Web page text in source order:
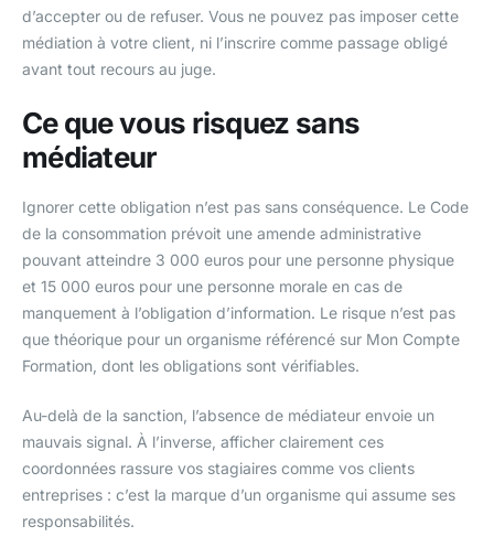
d’accepter ou de refuser. Vous ne pouvez pas imposer cette
médiation à votre client, ni l’inscrire comme passage obligé
avant tout recours au juge.
Ce que vous risquez sans
médiateur
Ignorer cette obligation n’est pas sans conséquence. Le Code
de la consommation prévoit une amende administrative
pouvant atteindre 3 000 euros pour une personne physique
et 15 000 euros pour une personne morale en cas de
manquement à l’obligation d’information. Le risque n’est pas
que théorique pour un organisme référencé sur Mon Compte
Formation, dont les obligations sont vérifiables.
Au-delà de la sanction, l’absence de médiateur envoie un
mauvais signal. À l’inverse, afficher clairement ces
coordonnées rassure vos stagiaires comme vos clients
entreprises : c’est la marque d’un organisme qui assume ses
responsabilités.